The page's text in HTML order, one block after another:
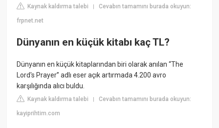
Kaynak kaldırma talebi |Cevabın tamamını burada okuyun:
frpnet.net
Dünyanın en küçük kitabı kaç TL?
Dünyanın en küçük kitaplarından biri olarak anılan “The
Lord's Prayer” adlı eser açık artırmada 4.200 avro
karşılığında alıcı buldu.
Kaynak kaldırma talebi |Cevabın tamamını burada okuyun:
kayiprihtim.com